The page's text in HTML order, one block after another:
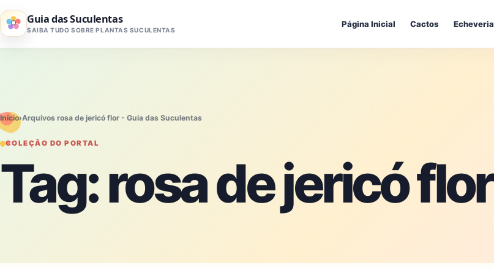
Pular para o conteúdo
Guia das Suculentas
SAIBA TUDO SOBRE PLANTAS SUCULENTAS
Página Inicial Cactos Echeveria
Início›Arquivos rosa de jericó flor - Guia das Suculentas
COLEÇÃO DO PORTAL
Tag:rosa de jericó flor